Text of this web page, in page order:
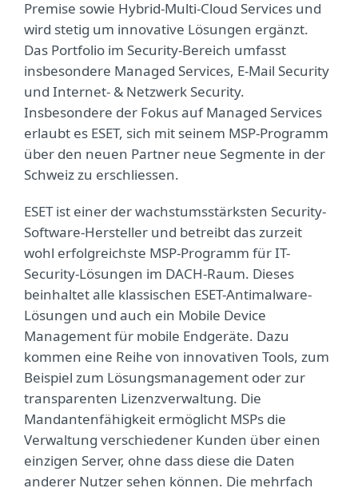
Premise sowie Hybrid-Multi-Cloud Services und
wird stetig um innovative Lösungen ergänzt.
Das Portfolio im Security-Bereich umfasst
insbesondere Managed Services, E-Mail Security
und Internet- & Netzwerk Security.
Insbesondere der Fokus auf Managed Services
erlaubt es ESET, sich mit seinem MSP-Programm
über den neuen Partner neue Segmente in der
Schweiz zu erschliessen.
ESET ist einer der wachstumsstärksten Security-
Software-Hersteller und betreibt das zurzeit
wohl erfolgreichste MSP-Programm für IT-
Security-Lösungen im DACH-Raum. Dieses
beinhaltet alle klassischen ESET-Antimalware-
Lösungen und auch ein Mobile Device
Management für mobile Endgeräte. Dazu
kommen eine Reihe von innovativen Tools, zum
Beispiel zum Lösungsmanagement oder zur
transparenten Lizenzverwaltung. Die
Mandantenfähigkeit ermöglicht MSPs die
Verwaltung verschiedener Kunden über einen
einzigen Server, ohne dass diese die Daten
anderer Nutzer sehen können. Die mehrfach